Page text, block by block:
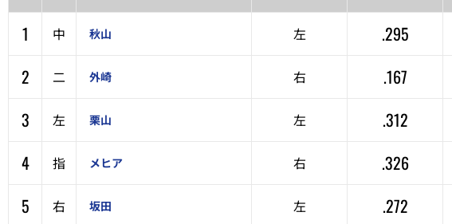
1 中 秋山 左 .295
2
二 外崎 右 .167
3
左 栗山 左 .312
4
指 メヒア 右 .326
5
右 坂田 左 .272